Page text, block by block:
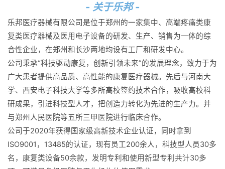
- 关于乐邦 -
乐邦医疗器械有限公司是位于郑州的一家集中、高端疼痛类康
复类医疗器械及医用电子设备的研发、生产、销售为一体的综
合性企业，在郑州和长沙两地均设有工厂和研发中心。
公司秉承“科技驱动康复，创新引领未来”的发展理念，致力于为
广大患者提供高品质、高性能的康复医疗器械。先后与河南大
学、西安电子科技大学等多所高校签约技术合作，吸收高校科
研成果，引进科技型人才，把创造力转化为先进的生产力。并
与郑州人民医院等五所三甲医院进行临床合作。
公司于2020年获得国家级高新技术企业认证，同时拿到
ISO9001，13485的认证，现有员工200余人，科技型人员30多
名，康复类设备50余款，发明专利和使用新型专利共计30多